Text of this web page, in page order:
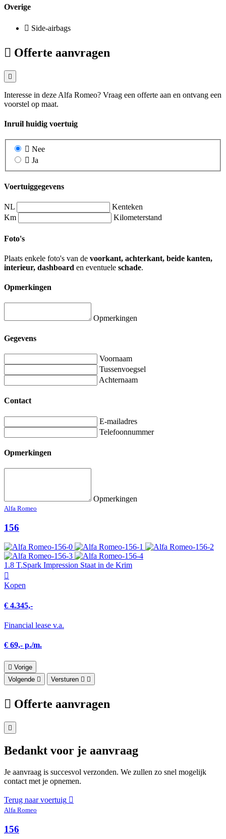
Overige
Side-airbags
Offerte aanvragen
Interesse in deze Alfa Romeo? Vraag een offerte aan en ontvang een
voorstel op maat.
Inruil huidig voertuig
Nee
Ja
Voertuiggegevens
NL
Kenteken
Km
Kilometerstand
Foto's
Plaats enkele foto's van de voorkant, achterkant, beide kanten,
interieur, dashboard en eventuele schade.
Opmerkingen
Opmerkingen
Gegevens
Voornaam
Tussenvoegsel
Achternaam
Contact
E-mailadres
Telefoonnummer
Opmerkingen
Opmerkingen
Alfa Romeo
156
1.8 T.Spark Impression Staat in de Krim
Kopen
€ 4.345,-
Financial lease v.a.
€ 69,- p./m.
Vorige
Volgende
Versturen
Offerte aanvragen
Bedankt voor je aanvraag
Je aanvraag is succesvol verzonden. We zullen zo snel mogelijk
contact met je opnemen.
Terug naar voertuig
Alfa Romeo
156